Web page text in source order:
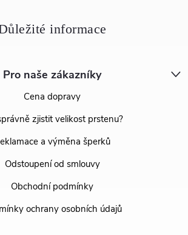
Pro naše zákazníky
Cena dopravy
zjistit velikost prstenu?
a výměna šperků
Odstoupení od smlouvy
Obchodní podmínky
ochrany osobních údajů